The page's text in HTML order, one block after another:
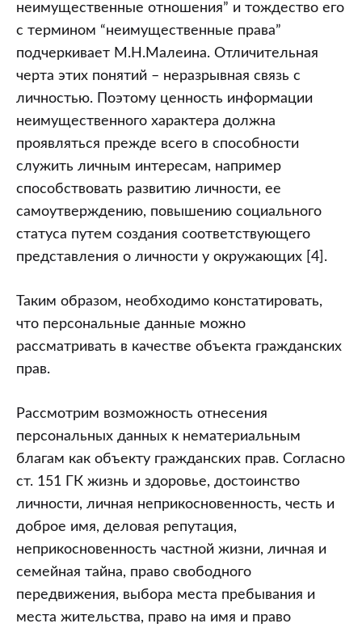
неимущественные отношения” и тождество его
с термином “неимущественные права”
подчеркивает М.Н.Малеина. Отличительная
черта этих понятий – неразрывная связь с
личностью. Поэтому ценность информации
неимущественного характера должна
проявляться прежде всего в способности
служить личным интересам, например
способствовать развитию личности, ее
самоутверждению, повышению социального
статуса путем создания соответствующего
представления о личности у окружающих [4].
Таким образом, необходимо констатировать,
что персональные данные можно
рассматривать в качестве объекта гражданских
прав.
Рассмотрим возможность отнесения
персональных данных к нематериальным
благам как объекту гражданских прав. Согласно
ст. 151 ГК жизнь и здоровье, достоинство
личности, личная неприкосновенность, честь и
доброе имя, деловая репутация,
неприкосновенность частной жизни, личная и
семейная тайна, право свободного
передвижения, выбора места пребывания и
места жительства, право на имя и право